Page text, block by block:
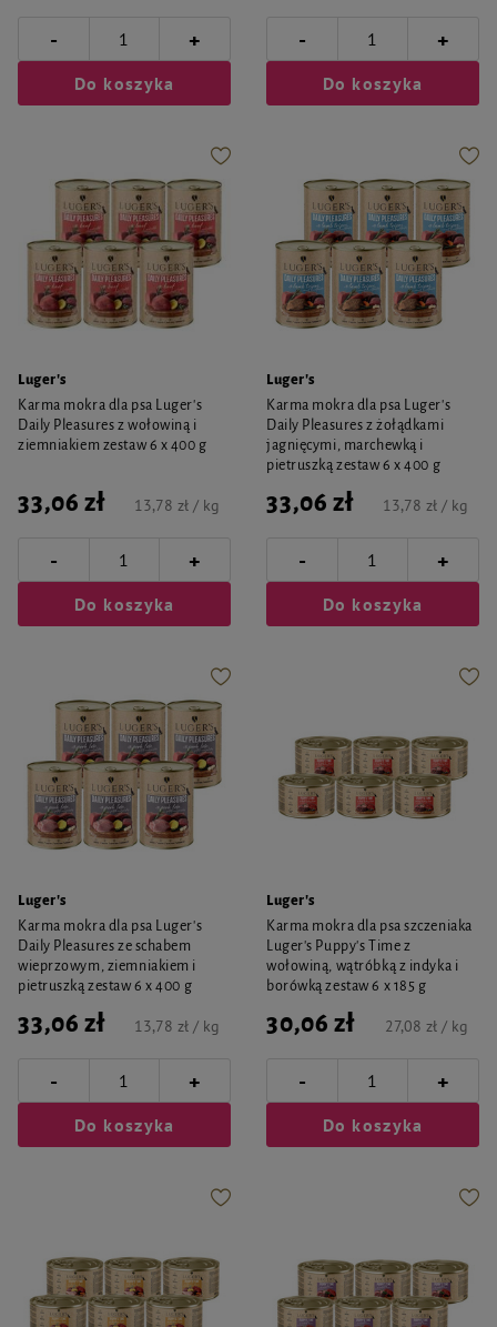
- +
Do koszyka
- +
Do koszyka
Luger's
Karma mokra dla psa Luger's
Daily Pleasures z wołowiną i
ziemniakiem zestaw 6 x 400 g
33,06 zł 13,78 zł / kg
- +
Do koszyka
Luger's
Karma mokra dla psa Luger's
Daily Pleasures z żołądkami
jagnięcymi, marchewką i
pietruszką zestaw 6 x 400 g
33,06 zł 13,78 zł / kg
- +
Do koszyka
Luger's
Karma mokra dla psa Luger's
Daily Pleasures ze schabem
wieprzowym, ziemniakiem i
pietruszką zestaw 6 x 400 g
33,06 zł 13,78 zł / kg
- +
Do koszyka
Luger's
Karma mokra dla psa szczeniaka
Luger's Puppy's Time z
wołowiną, wątróbką z indyka i
borówką zestaw 6 x 185 g
30,06 zł 27,08 zł / kg
- +
Do koszyka